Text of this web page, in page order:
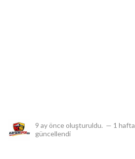
9 ay önce oluşturuldu. — 1
güncellendi